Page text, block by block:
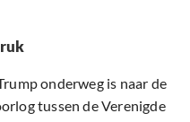
onderweg is naar de
tussen de Verenigde